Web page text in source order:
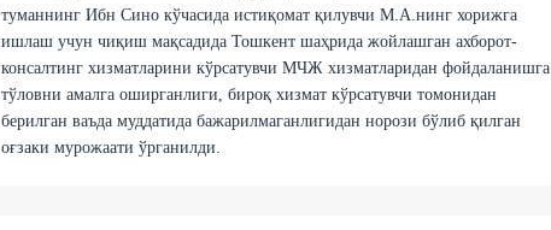
туманнинг Ибн Сино кўчасида истиқомат қилувчи М.А.нинг хорижга
ишлаш учун чиқиш мақсадида Тошкент шаҳрида жойлашган ахборот-
консалтинг хизматларини кўрсатувчи МЧЖ хизматларидан фойдаланишга
тўловни амалга оширганлиги, бироқ хизмат кўрсатувчи томонидан
берилган ваъда муддатида бажарилмаганлигидан норози бўлиб қилган
оғзаки мурожаати ўрганилди.